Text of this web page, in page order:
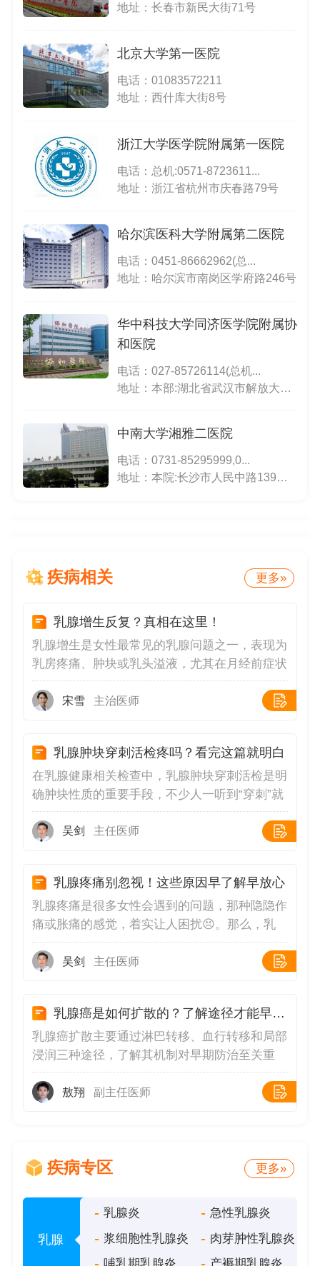
地址：长春市新民大街71号
北京大学第一医院
电话： 01083572211
地址：西什库大街8号
浙江大学医学院附属第一医院
电话： 总机:0571-8723611...
地址：浙江省杭州市庆春路79号
哈尔滨医科大学附属第二医院
电话： 0451-86662962(总...
地址：哈尔滨市南岗区学府路246号
华中科技大学同济医学院附属协
和医院
电话： 027-85726114(总机...
地址：本部:湖北省武汉市解放大道1277号;西院:湖北省武汉经济技术开发区神龙大道58号;肿瘤中心:武汉市江汉区邬家墩156号
中南大学湘雅二医院
电话： 0731-85295999,0...
地址：本院:长沙市人民中路139号;五官科楼:韶山北路168号(湖南大剧院对面)
疾病相关 更多»
乳腺增生反复？真相在这里！
乳腺增生是女性最常见的乳腺问题之一，表现为
乳房疼痛、肿块或乳头溢液，尤其在月经前症状
加重。许多患者发现，即使经过治疗，症状仍会
反复出现。👉这背后的原因与内分泌失调密切
加剧这种失衡。此外，乳腺增生本身并非肿瘤，
但若长期未干预，可能增加乳腺结节的风险。🩺
乳腺增生的根本原因是激素水平波动，而现代生
活方式是主要诱因。例如，长期服用含雌激素的
保健品、口服避孕药，或饮食中高脂肪、高糖分
宋雪 主治医师
乳腺肿块穿刺活检疼吗？看完这篇就明白
在乳腺健康相关检查中，乳腺肿块穿刺活检是明
确肿块性质的重要手段，不少人一听到“穿刺”就
心生恐惧，担心会很疼😟。那么，乳腺肿块穿
刺活检到底疼不疼呢？其实，穿刺活检过程带来
一针可能会有轻微刺痛，就像被小虫子叮咬一
下，但很快麻醉就会起效，穿刺过程中基本不会
有明显痛感。不过，在麻醉药效逐渐消退后，穿
刺部位可能会出现一些酸胀、疼痛的感觉，程度
因人而异，一般较为轻微，休息一段时间就会缓
吴剑 主任医师
乳腺疼痛别忽视！这些原因早了解早放心
乳腺疼痛是很多女性会遇到的问题，那种隐隐作
痛或胀痛的感觉，着实让人困扰😣。那么，乳
腺疼痛究竟是什么原因引起的呢？1.生理周期影
响🌙：在月经来潮前，女性体内的激素水平会发
痛。这种疼痛通常在月经结束后会逐渐缓解，属
于正常的生理现象。2.乳腺增生🎈：乳腺增生是
乳腺疼痛的常见原因之一。由于内分泌失调，乳
腺组织过度增生和复旧不全，就会引发疼痛，疼
痛程度不一，有时还会伴有乳房肿块
吴剑 主任医师
乳腺癌是如何扩散的？了解途径才能早干预
乳腺癌扩散主要通过淋巴转移、血行转移和局部
浸润三种途径，了解其机制对早期防治至关重
要。淋巴转移：癌细胞的“第一站扩散”乳房内存
在丰富的淋巴管网，癌细胞常先侵入腋窝淋巴
对侧腋窝或颈部淋巴结🤕。部分患者还可能出现
浅表淋巴管🔍
敖翔 副主任医师
疾病专区 更多»
乳腺
乳腺炎
急性乳腺炎
浆细胞性乳腺炎
肉芽肿性乳腺炎